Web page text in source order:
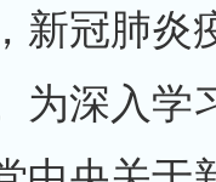
冠肺炎
为深入学